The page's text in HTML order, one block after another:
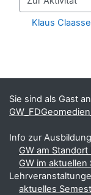
Zur Aktivität
Klaus
Sie sind als Gast
Info zur Ausbildung
GW am Standort
GW im aktuellen
aktuelles